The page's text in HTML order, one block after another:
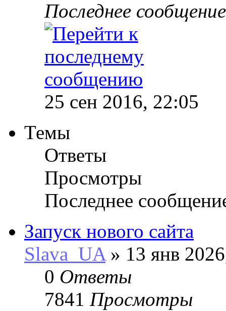
Последнее
25 сен 2016, 22:05
Темы
Ответы
Просмотры
Последнее
Запуск нового сайта
Slava_UA» 13 янв
0 Ответы
7841 Просмотры